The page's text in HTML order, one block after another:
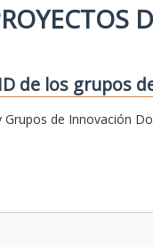
de los grupos
de Innovación